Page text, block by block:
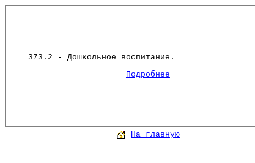
373.2 - Дошкольное воспитание.
Подробнее
На главную